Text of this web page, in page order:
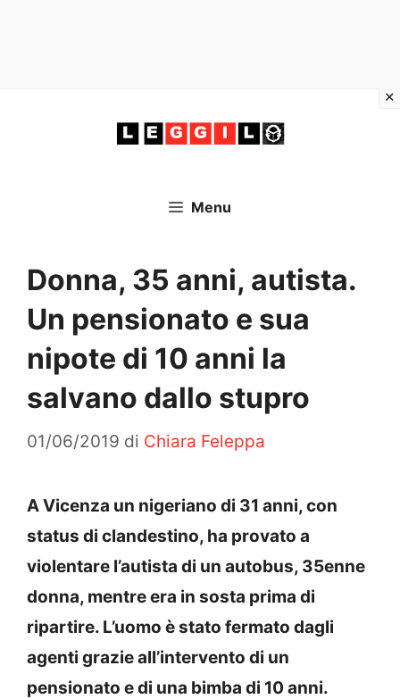
Menu
Donna, 35 anni, autista.
Un pensionato e sua
nipote di 10 anni la
salvano dallo stupro
01/06/2019 di Chiara Feleppa
A Vicenza un nigeriano di 31 anni, con
status di clandestino, ha provato a
violentare l’autista di un autobus, 35enne
donna, mentre era in sosta prima di
ripartire. L’uomo è stato fermato dagli
agenti grazie all’intervento di un
pensionato e di una bimba di 10 anni.